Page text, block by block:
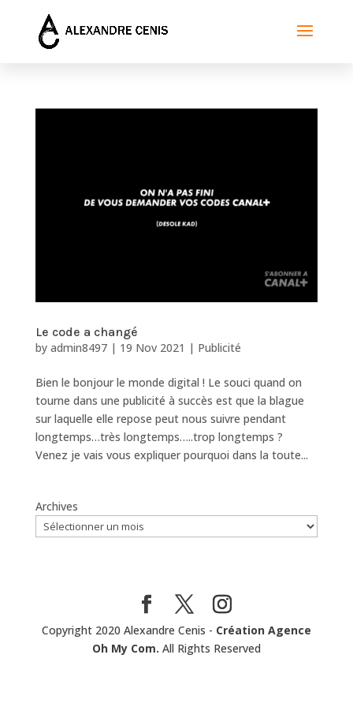
Le code a changé
by admin8497| 19 Nov 2021 | Publicité
Bien le bonjour le monde digital ! Le souci quand on
tourne dans une publicité à succès est que la blague
sur laquelle elle repose peut nous suivre pendant
longtemps…très longtemps…..trop longtemps ?
Venez je vais vous expliquer pourquoi dans la toute...
Archives
Copyright 2020 Alexandre Cenis - Création Agence
Oh My Com. All Rights Reserved